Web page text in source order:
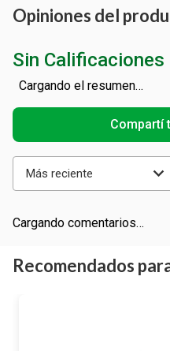
Opiniones del
Sin Calificaciones
Cargando el resumen…
Más reciente
Cargando comentarios…
Recomendados